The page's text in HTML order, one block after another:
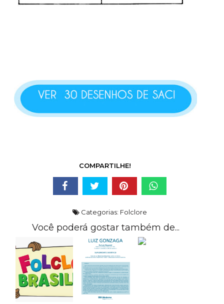
COMPARTILHE!
Categorias: Folclore
Você poderá gostar também de...